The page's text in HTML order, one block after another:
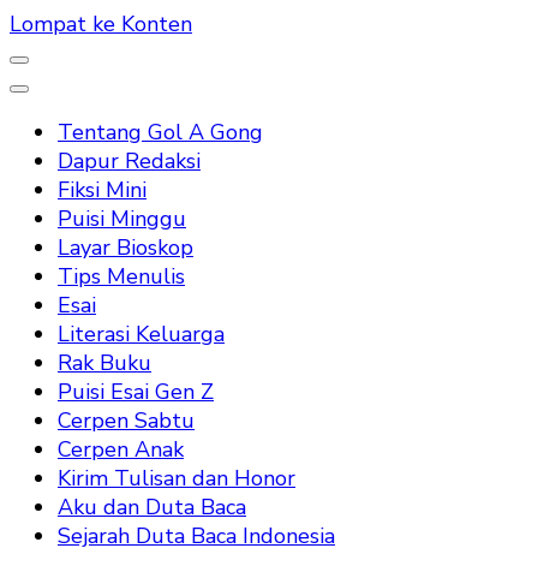
Lompat ke Konten
Tentang Gol A Gong
Dapur Redaksi
Fiksi Mini
Puisi Minggu
Layar Bioskop
Tips Menulis
Esai
Literasi Keluarga
Rak Buku
Puisi Esai Gen Z
Cerpen Sabtu
Cerpen Anak
Kirim Tulisan dan Honor
Aku dan Duta Baca
Sejarah Duta Baca Indonesia